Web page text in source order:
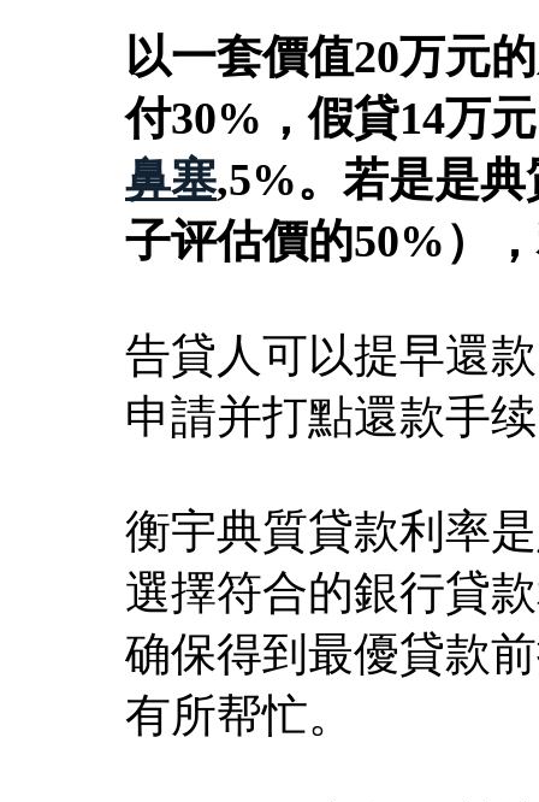
以一套價值20万元
付30%，假貸14万
鼻塞,5%。若是是
子评估價的50%）
告貸人可以提早還
申請并打點還款手
衡宇典質貸款利率
選擇符合的銀行貸
确保得到最優貸款
有所帮忙。